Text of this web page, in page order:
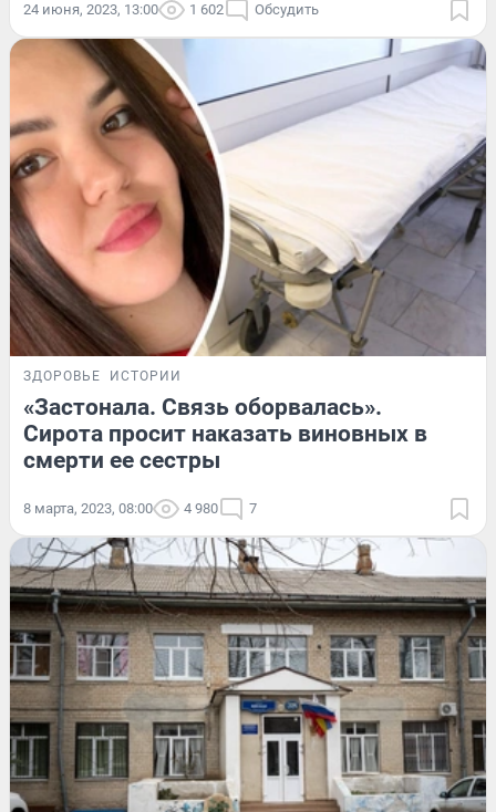
24 июня, 2023, 13:00 1 602 Обсудить
ЗДОРОВЬЕ ИСТОРИИ
«Застонала. Связь оборвалась».
Сирота просит наказать виновных в
смерти ее сестры
8 марта, 2023, 08:00 4 980 7